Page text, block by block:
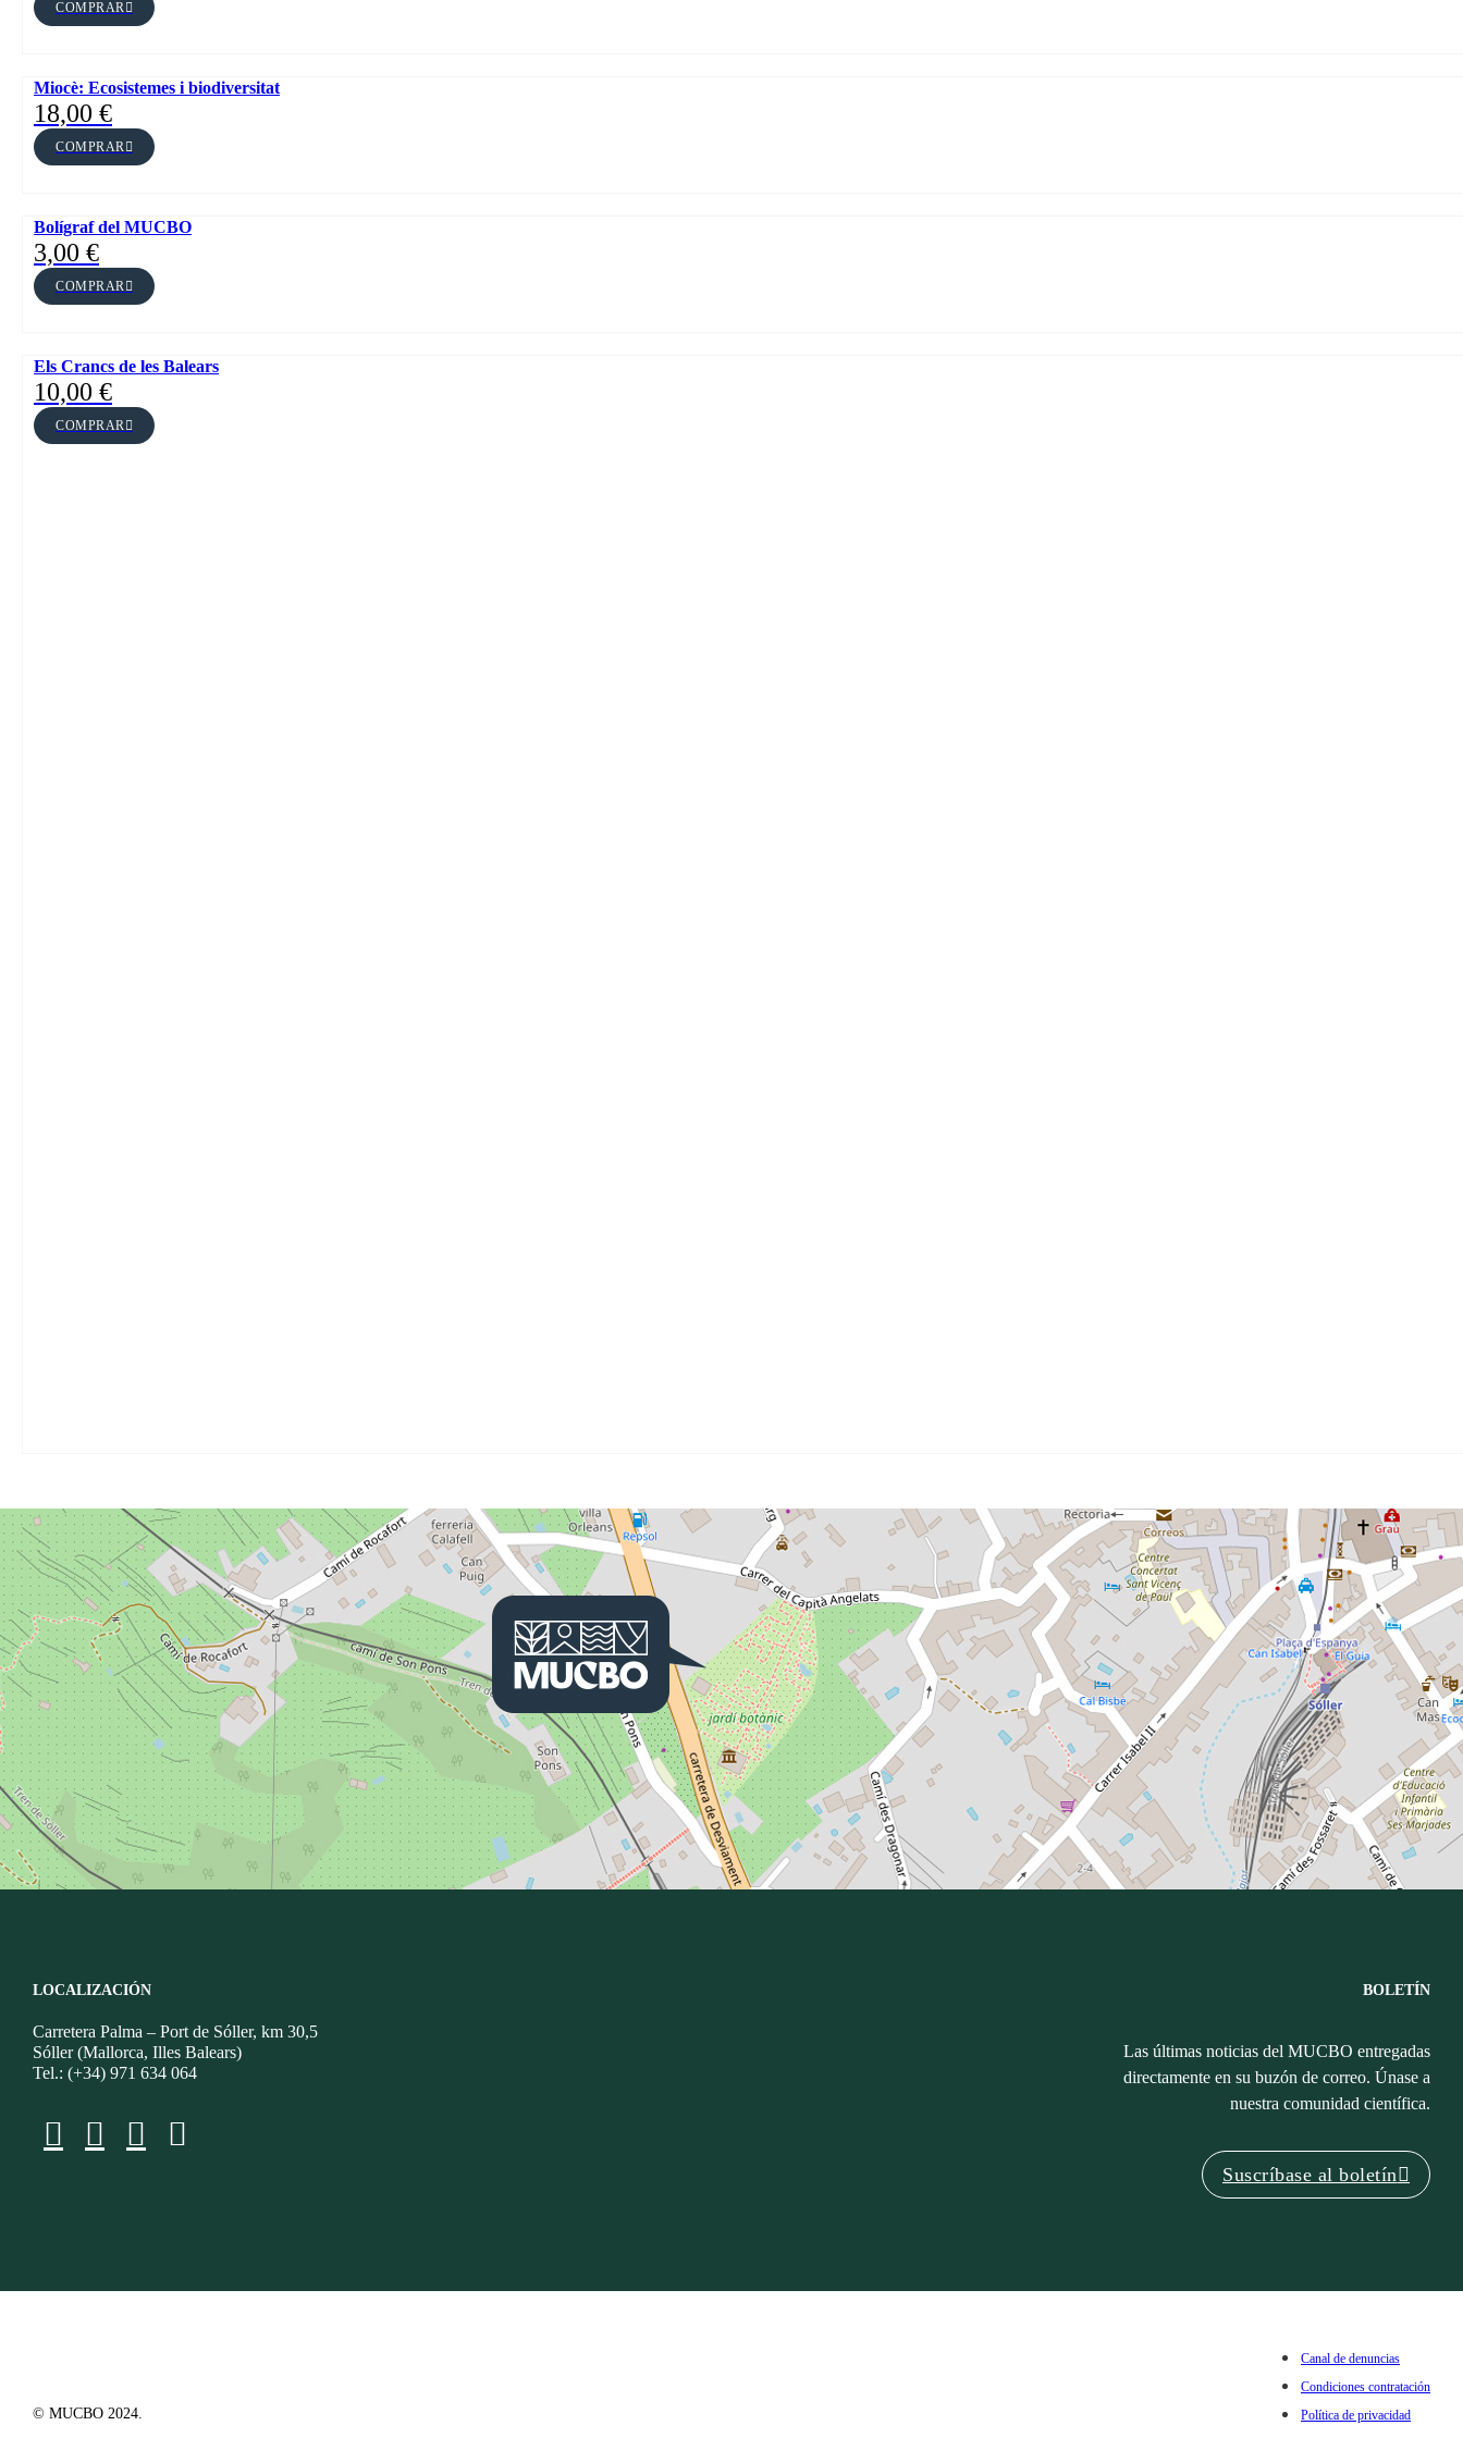
COMPRAR
Miocè: Ecosistemes i biodiversitat
18,00 €
COMPRAR
Bolígraf del MUCBO
3,00 €
COMPRAR
Els Crancs de les Balears
10,00 €
COMPRAR
LOCALIZACIÓN
Carretera Palma – Port de Sóller, km 30,5
Sóller (Mallorca, Illes Balears)
Tel.: (+34) 971 634 064
BOLETÍN
Las últimas noticias del MUCBO entregadas
directamente en su buzón de correo. Únase a
nuestra comunidad científica.
Suscríbase al boletín
© MUCBO 2024.
Canal de denuncias
Condiciones contratación
Política de privacidad